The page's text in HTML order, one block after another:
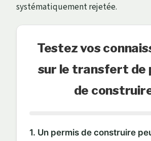
systématiquement rejetée.
Testez vos
sur le transfert de
de
1. Un permis de construire